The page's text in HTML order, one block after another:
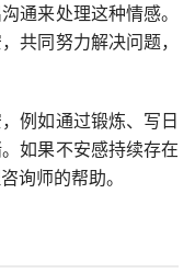
通来处理这种情感。
共同努力解决问题，
例如通过锻炼、写日
如果不安感持续存在
询师的帮助。